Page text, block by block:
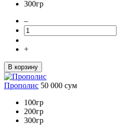
300гр
–
+
В корзину
Прополис 50 000 сум
100гр
200гр
300гр